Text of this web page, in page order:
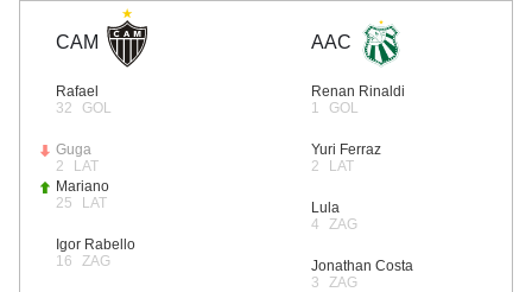
CAM
Rafael
32
GOL
Guga
2
LAT
Mariano
25
LAT
Igor Rabello
16
ZAG
AAC
Renan Rinaldi
1
GOL
Yuri Ferraz
2
LAT
Lula
4
ZAG
Jonathan Costa
3
ZAG